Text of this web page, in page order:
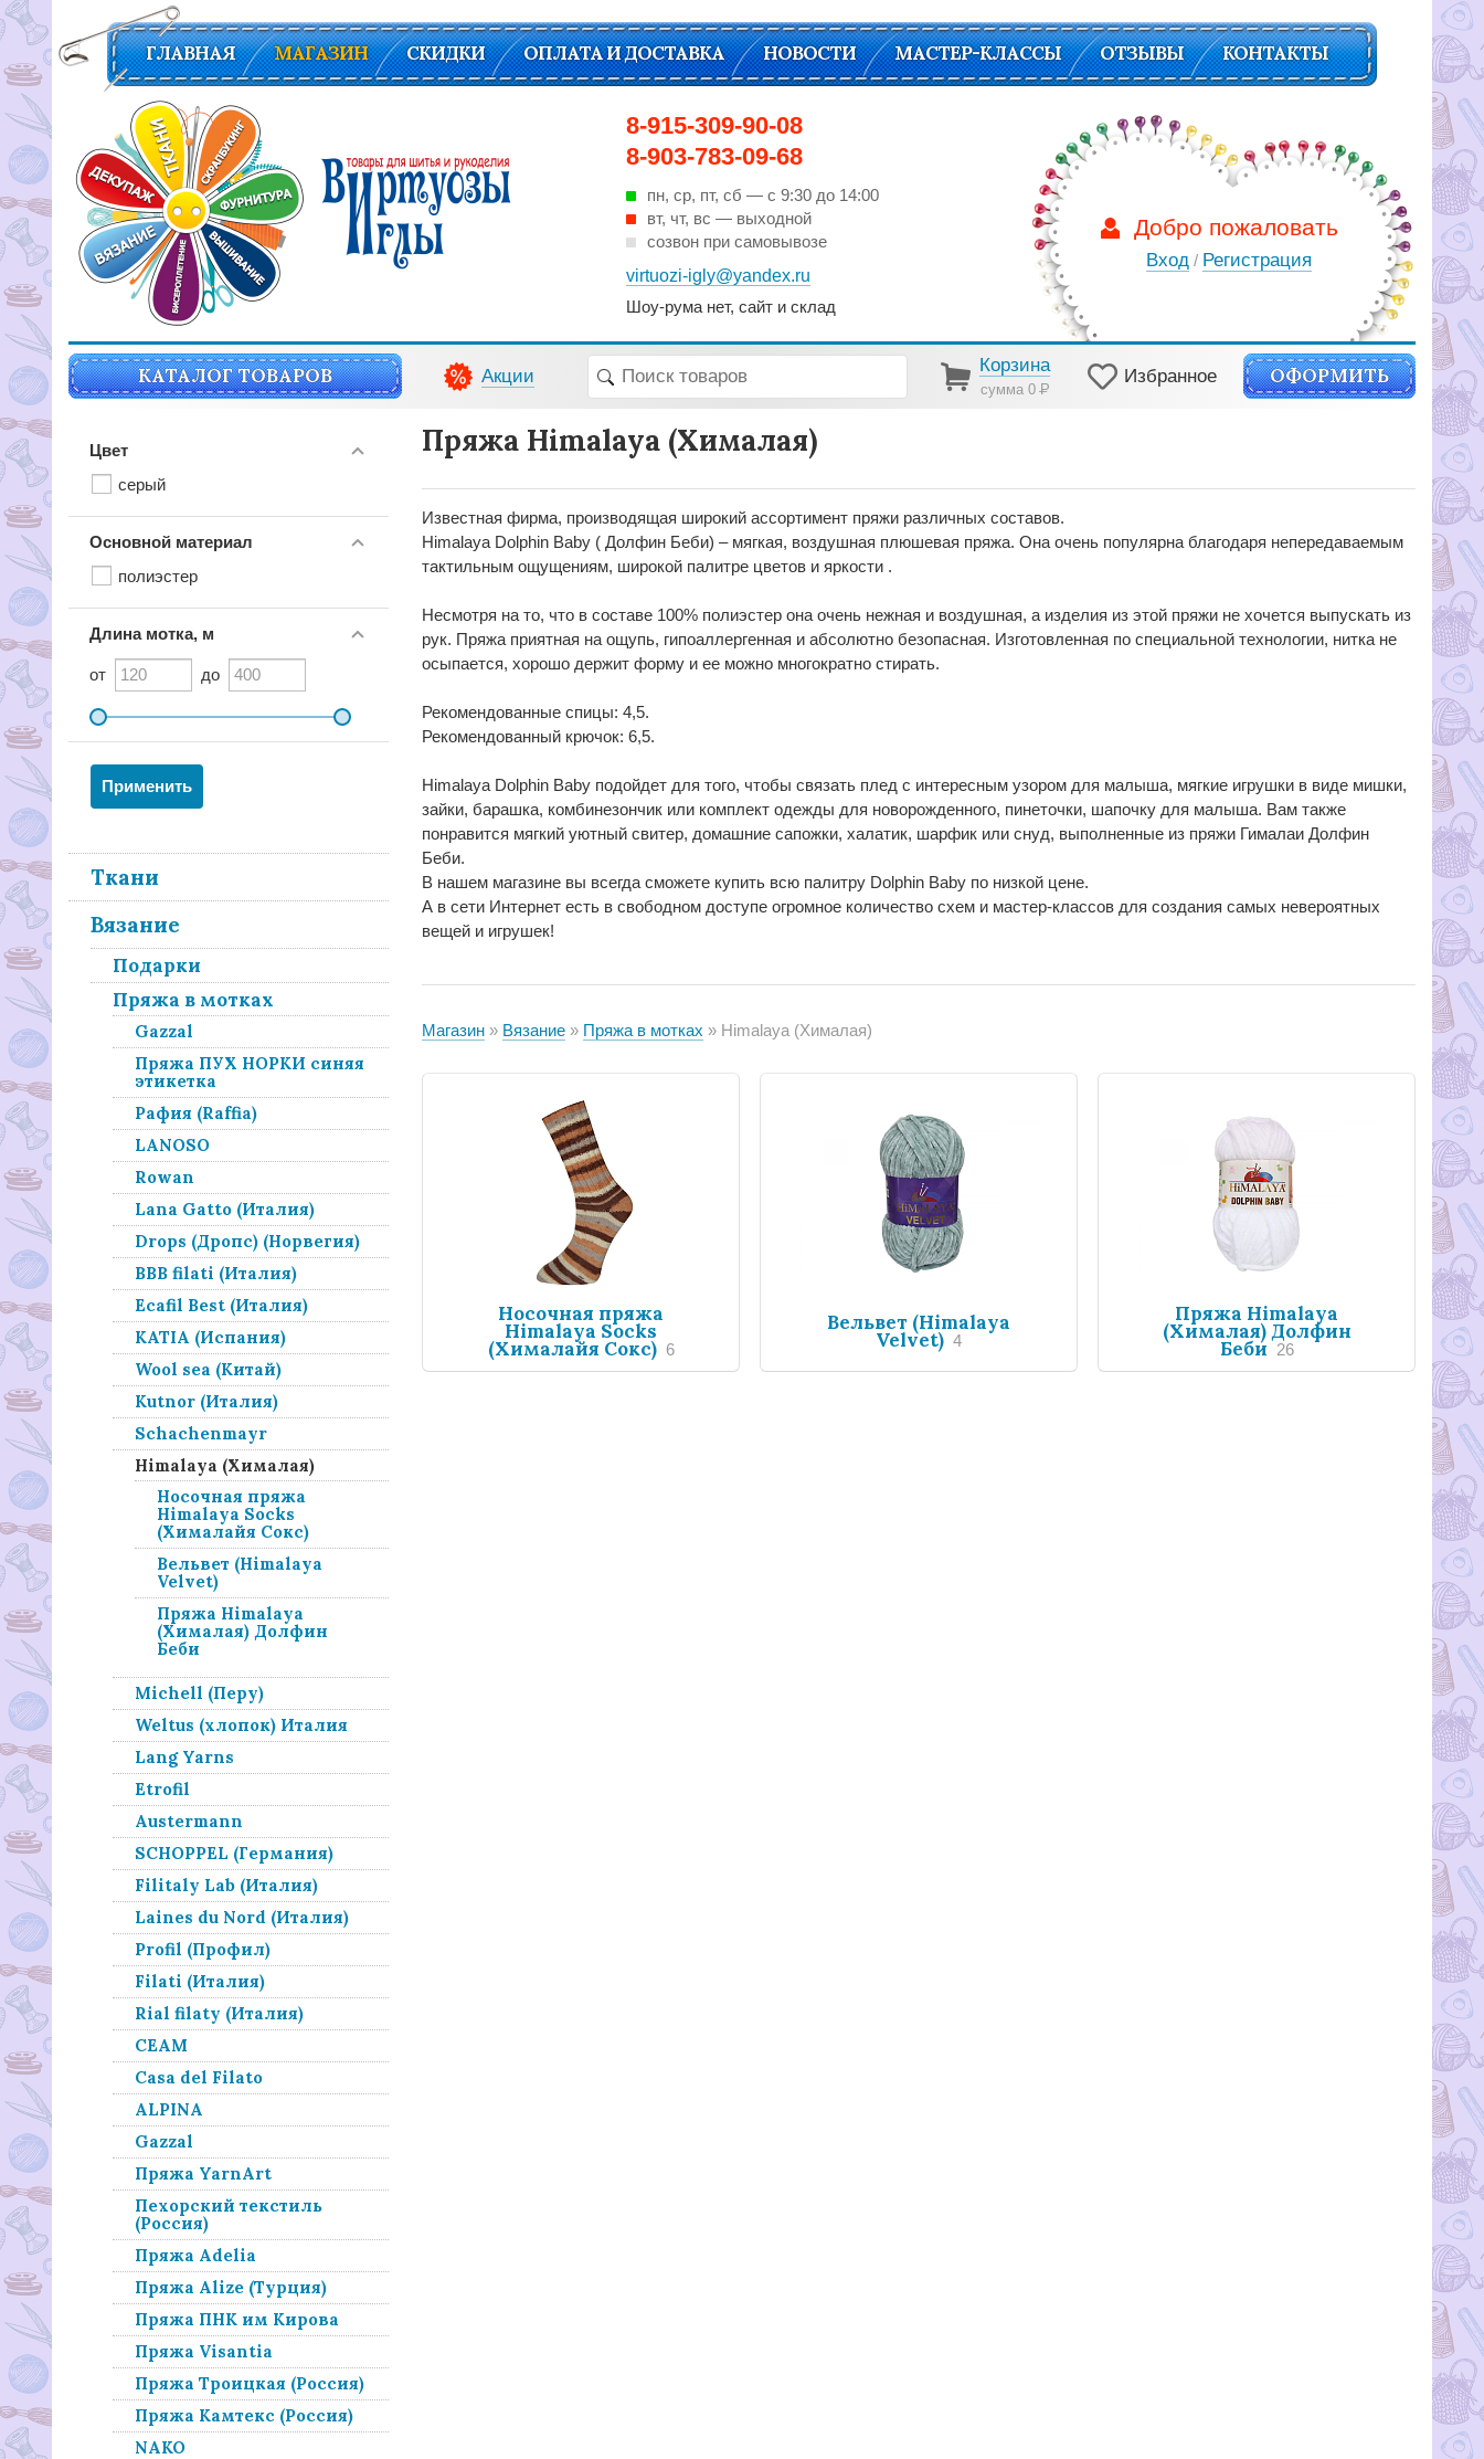
8-915-309-90-08
8-903-783-09-68
пн, ср, пт, cб — с 9:30 до 14:00
вт, чт, вс — выходной
созвон при самовывозе
virtuozi-igly@yandex.ru
Шоу-рума нет, сайт и склад
ГЛАВНАЯ МАГАЗИН СКИДКИ ОПЛАТА И ДОСТАВКА НОВОСТИ МАСТЕР-КЛАССЫ ОТЗЫВЫ КОНТАКТЫ
Добро пожаловать
Вход / Регистрация
КАТАЛОГ ТОВАРОВ Акции
Корзина
сумма 0Р
Избранное ОФОРМИТЬ
Цвет
серый
Основной материал
полиэстер
Длина мотка, м
от до
Ткани
Вязание
Подарки
Пряжа в мотках
Gazzal
Пряжа ПУХ НОРКИ синяя
этикетка
Рафия (Raffia)
LANOSO
Rowan
Lana Gatto (Италия)
Drops (Дропс) (Норвегия)
BBB filati (Италия)
Ecafil Best (Италия)
KATIA (Испания)
Wool sea (Китай)
Kutnor (Италия)
Schachenmayr
Himalaya (Хималая)
Носочная пряжа
Himalaya Socks
(Хималайя Сокс)
Вельвет (Himalaya
Velvet)
Пряжа Himalaya
(Хималая) Долфин
Беби
Michell (Перу)
Weltus (хлопок) Италия
Lang Yarns
Etrofil
Austermann
SCHOPPEL (Германия)
Filitaly Lab (Италия)
Laines du Nord (Италия)
Profil (Профил)
Filati (Италия)
Rial filaty (Италия)
СЕАМ
Casa del Filato
ALPINA
Gazzal
Пряжа YarnArt
Пехорский текстиль
(Россия)
Пряжа Adelia
Пряжа Alize (Турция)
Пряжа ПНК им Кирова
Пряжа Visantia
Пряжа Троицкая (Россия)
Пряжа Камтекс (Россия)
NAKO
Пряжа Himalaya (Хималая)
Известная фирма, производящая широкий ассортимент пряжи различных составов.
Himalaya Dolphin Baby ( Долфин Беби) – мягкая, воздушная плюшевая пряжа. Она очень популярна благодаря непередаваемым
тактильным ощущениям, широкой палитре цветов и яркости .
Несмотря на то, что в составе 100% полиэстер она очень нежная и воздушная, а изделия из этой пряжи не хочется выпускать из
рук. Пряжа приятная на ощупь, гипоаллергенная и абсолютно безопасная. Изготовленная по специальной технологии, нитка не
осыпается, хорошо держит форму и ее можно многократно стирать.
Рекомендованные спицы: 4,5.
Рекомендованный крючок: 6,5.
Himalaya Dolphin Baby подойдет для того, чтобы связать плед с интересным узором для малыша, мягкие игрушки в виде мишки,
зайки, барашка, комбинезончик или комплект одежды для новорожденного, пинеточки, шапочку для малыша. Вам также
понравится мягкий уютный свитер, домашние сапожки, халатик, шарфик или снуд, выполненные из пряжи Гималаи Долфин
Беби.
В нашем магазине вы всегда сможете купить всю палитру Dolphin Baby по низкой цене.
А в сети Интернет есть в свободном доступе огромное количество схем и мастер-классов для создания самых невероятных
вещей и игрушек!
Магазин Вязание Пряжа в мотках Himalaya (Хималая)
Носочная пряжа
Himalaya Socks
(Хималайя Сокс) 6
Вельвет (Himalaya
Velvet) 4
Пряжа Himalaya
(Хималая) Долфин
Беби 26